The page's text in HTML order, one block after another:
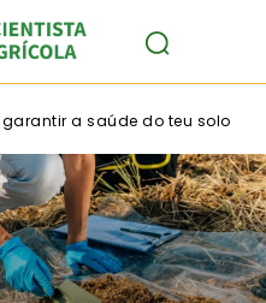
a saúde do teu solo